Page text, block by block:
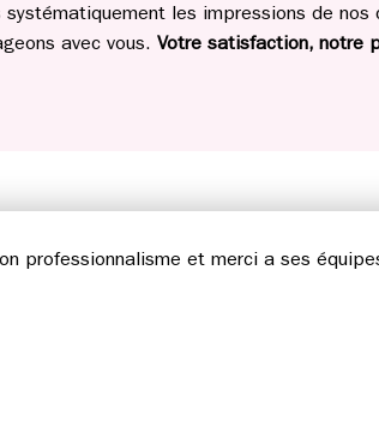
les impressions de
avec vous. Votre satisfaction, notre
professionnalisme et merci a ses